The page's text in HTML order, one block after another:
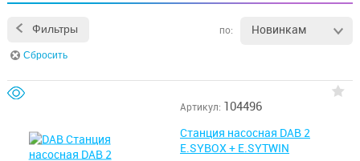
Фильтры по: Новинкам
Сбросить
Артикул: 104496
Станция насосная DAB 2
E.SYBOX + E.SYTWIN